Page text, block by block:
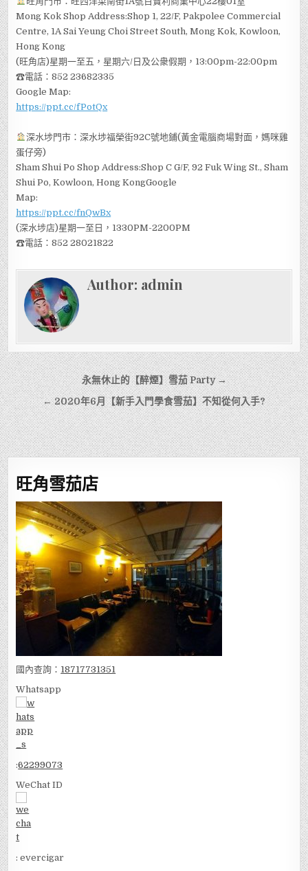
Mong Kok Shop Address:Shop 1, 22/F, Pakpolee Commercial
Centre, 1A Sai Yeung Choi Street South, Mong Kok, Kowloon,
Hong Kong
(旺角店)星期一至五，星期六/日及公衆假期，13:00pm-22:00pm
☎電話：852 23682335
Google Map:
https://ppt.cc/fPotQx
深水埗門市：深水埗福榮街92C號地鋪(黃金電腦商場對面，媽咪雞
蛋仔旁)
Sham Shui Po Shop Address:Shop C G/F, 92 Fuk Wing St., Sham
Shui Po, Kowloon, Hong KongGoogle
Map:
https://ppt.cc/fnQwBx
(深水埗店)星期一至日，1330PM-2200PM
☎電話：852 28021822
Author: admin
文
章
導
覽
永無休止的【醉煙】雪茄 Party →
← 2020年6月【新手入門學食雪茄】不知從何入手?
旺角雪茄店
國內查詢： 18717731351
Whatsapp
:62299073
WeChat ID
: evercigar